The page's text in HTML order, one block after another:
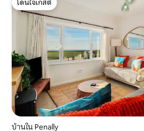
โดนใจเกสต์
โดนใจเกสต์
บ้านใน Penally